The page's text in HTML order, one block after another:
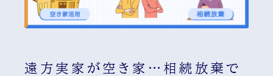
遠方実家が空き家…相続放棄で